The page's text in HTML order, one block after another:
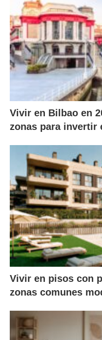
Vivir en Bilbao en
zonas para invertir
Vivir en pisos con
zonas comunes